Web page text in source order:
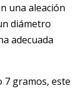
una aleación
diámetro
adecuada
7 gramos, este